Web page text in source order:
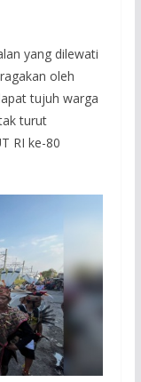
yang dilewati
oleh
tujuh warga
turut
RI ke-80